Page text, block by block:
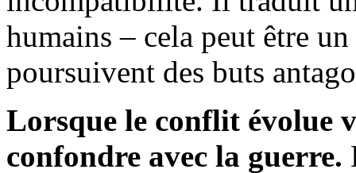
humains – cela peut être
poursuivent des buts
Lorsque le conflit évolue
confondre avec la guerre.